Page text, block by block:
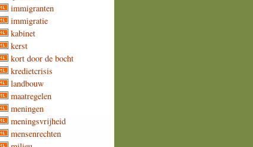
immigranten
immigratie
kabinet
kerst
kort door de bocht
kredietcrisis
landbouw
maatregelen
meningen
meningsvrijheid
mensenrechten